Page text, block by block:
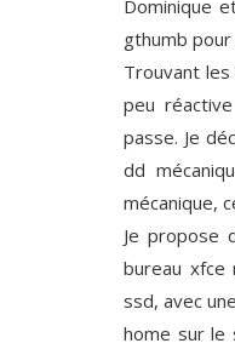
Dominique
gthumb
Trouvant
peu
passe. Je
dd
mécanique,
Je propose
bureau xfce
ssd, avec
home sur le